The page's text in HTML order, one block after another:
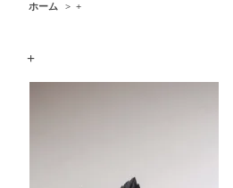
ホーム > +
+